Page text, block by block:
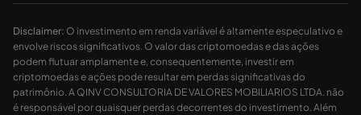
Disclaimer: O investimento em renda variável é altamente especulativo e
envolve riscos significativos. O valor das criptomoedas e das ações
podem flutuar amplamente e, consequentemente, investir em
criptomoedas e ações pode resultar em perdas significativas do
patrimônio. A QINV CONSULTORIA DE VALORES MOBILIARIOS LTDA. não
é responsável por quaisquer perdas decorrentes do investimento. Além